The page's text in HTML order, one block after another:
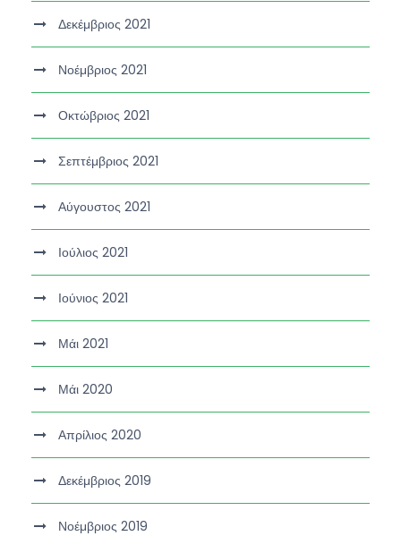
Δεκέμβριος 2021
Νοέμβριος 2021
Οκτώβριος 2021
Σεπτέμβριος 2021
Αύγουστος 2021
Ιούλιος 2021
Ιούνιος 2021
Μάι 2021
Μάι 2020
Απρίλιος 2020
Δεκέμβριος 2019
Νοέμβριος 2019